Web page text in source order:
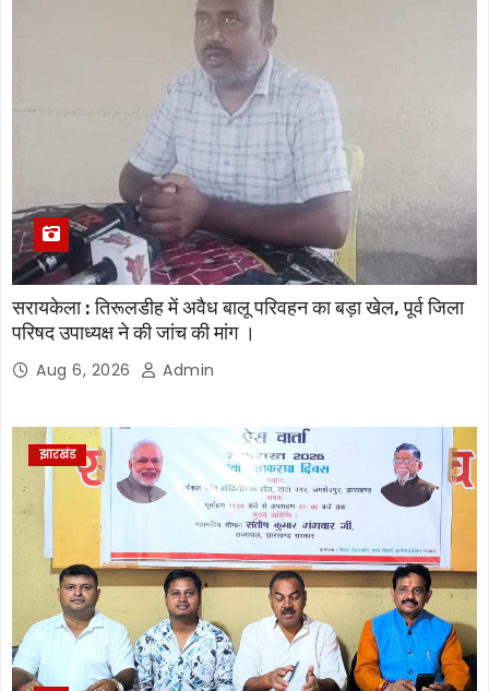
सरायकेला : तिरूलडीह में अवैध बालू परिवहन का बड़ा खेल, पूर्व जिला
परिषद उपाध्यक्ष ने की जांच की मांग ।
Aug 6, 2026 Admin
झारखंड